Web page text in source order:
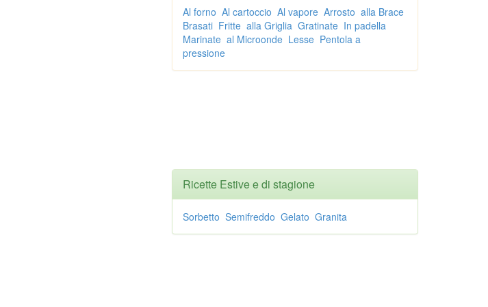
Al forno Al cartoccio Al vapore Arrosto alla Brace
Brasati Fritte alla Griglia Gratinate In padella
Marinate al Microonde Lesse Pentola a
pressione
Ricette Estive e di stagione
Sorbetto Semifreddo Gelato Granita